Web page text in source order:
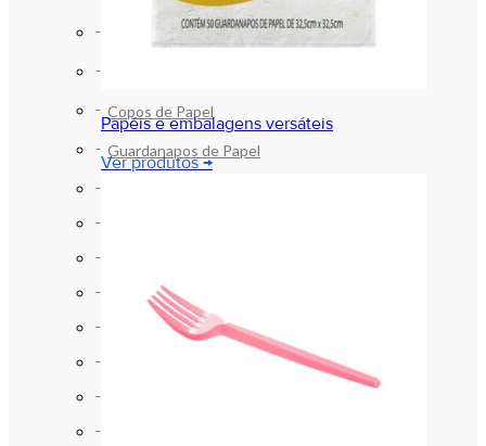
Produtos no Atacado
Copos de Papel
Guardanapos de Papel
Produtos no Atacado
Caixas de Pizza
Papéis e embalagens versáteis
Ver produtos →